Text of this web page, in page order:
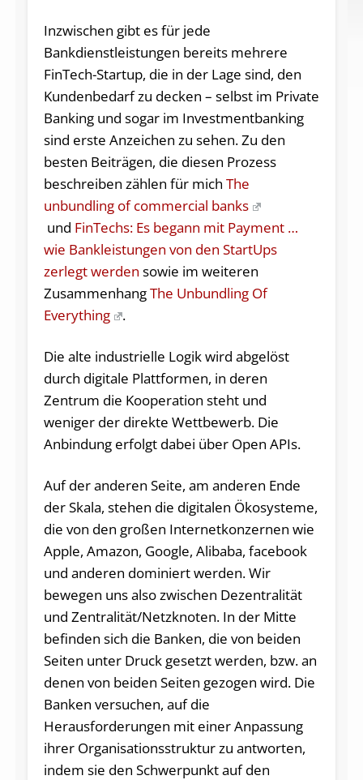
Inzwischen gibt es für jede
Bankdienstleistungen bereits mehrere
FinTech-Startup, die in der Lage sind, den
Kundenbedarf zu decken – selbst im Private
Banking und sogar im Investmentbanking
sind erste Anzeichen zu sehen. Zu den
besten Beiträgen, die diesen Prozess
beschreiben zählen für mich The
unbundling of commercial banks
und FinTechs: Es begann mit Payment …
wie Bankleistungen von den StartUps
zerlegt werden sowie im weiteren
ZusammenhangThe Unbundling Of
Everything
.
Die alte industrielle Logik wird abgelöst
durch digitale Plattformen, in deren
Zentrum die Kooperation steht und
weniger der direkte Wettbewerb. Die
Anbindung erfolgt dabei über Open APIs.
Auf der anderen Seite, am anderen Ende
der Skala, stehen die digitalen Ökosysteme,
die von den großen Internetkonzernen wie
Apple, Amazon, Google, Alibaba, facebook
und anderen dominiert werden. Wir
bewegen uns also zwischen Dezentralität
und Zentralität/Netzknoten. In der Mitte
befinden sich die Banken, die von beiden
Seiten unter Druck gesetzt werden, bzw. an
denen von beiden Seiten gezogen wird. Die
Banken versuchen, auf die
Herausforderungen mit einer Anpassung
ihrer Organisationsstruktur zu antworten,
indem sie den Schwerpunkt auf den